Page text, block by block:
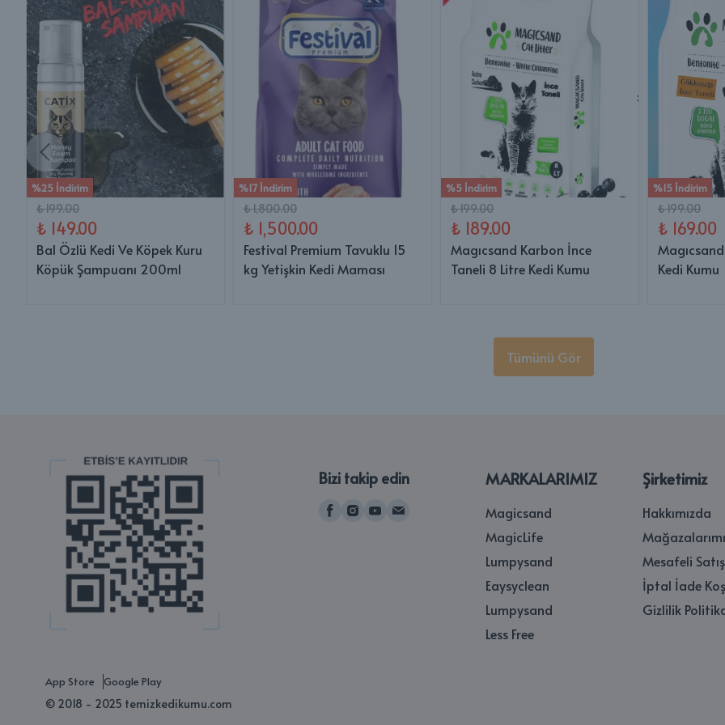
%25 İndirim
₺ 199.00
₺ 149.00
Bal Özlü Kedi Ve Köpek Kuru
Köpük Şampuanı 200ml
%17 İndirim
₺ 1,800.00
₺ 1,500.00
Festival Premium Tavuklu 15
kg Yetişkin Kedi Maması
%5 İndirim
₺ 199.00
₺ 189.00
Magıcsand Karbon İnce
Taneli 8 Litre Kedi Kumu
%15 İndirim
₺ 199.00
₺ 169.00
Kedi Kumu
Tümünü Gör
Bizi takip edin MARKALARIMIZ
Magicsand
MagicLife
Lumpysand
Eaysyclean
Lumpysand
Less Free
Şirketimiz
Hakkımızda
Mesafeli
İptal İade
Gizlilik
App Store Google Play
© 2018 - 2025 temizkedikumu.com